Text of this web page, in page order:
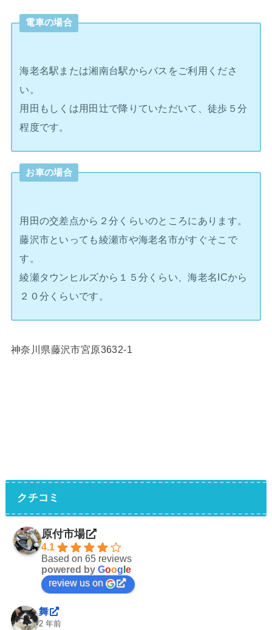
電車の場合
海老名駅または湘南台駅からバスをご利用くださ
い。
用田もしくは用田辻で降りていただいて、徒歩５分
程度です。
お車の場合
用田の交差点から２分くらいのところにあります。
藤沢市といっても綾瀬市や海老名市がすぐそこで
す。
綾瀬タウンヒルズから１５分くらい、海老名ICから
２０分くらいです。
神奈川県藤沢市宮原3632-1
クチコミ
原付市場
4.1
Based on 65 reviews
powered by Goog e
review us on
舞
2 年前